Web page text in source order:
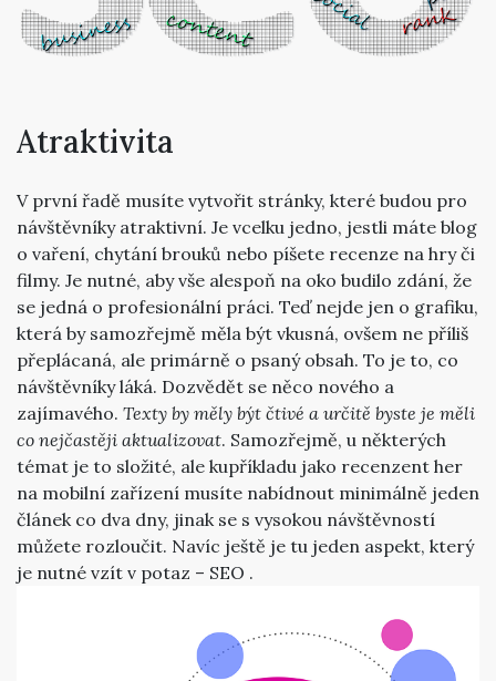
Atraktivita
V první řadě musíte vytvořit stránky, které budou pro
návštěvníky atraktivní. Je vcelku jedno, jestli máte blog
o vaření, chytání brouků nebo píšete recenze na hry či
filmy. Je nutné, aby vše alespoň na oko budilo zdání, že
se jedná o profesionální práci. Teď nejde jen o grafiku,
která by samozřejmě měla být vkusná, ovšem ne příliš
přeplácaná, ale primárně o psaný obsah. To je to, co
návštěvníky láká. Dozvědět se něco nového a
zajímavého. Texty by měly být čtivé a určitě byste je měli
co nejčastěji aktualizovat. Samozřejmě, u některých
témat je to složité, ale kupříkladu jako recenzent her
na mobilní zařízení musíte nabídnout minimálně jeden
článek co dva dny, jinak se s vysokou návštěvností
můžete rozloučit. Navíc ještě je tu jeden aspekt, který
je nutné vzít v potaz – SEO .